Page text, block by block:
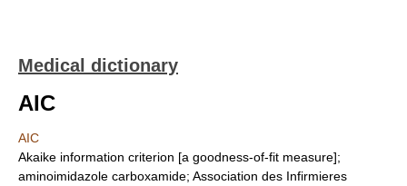
Medical dictionary
AIC
AIC
Akaike information criterion [a goodness-of-fit measure];
aminoimidazole carboxamide; Association des Infirmieres